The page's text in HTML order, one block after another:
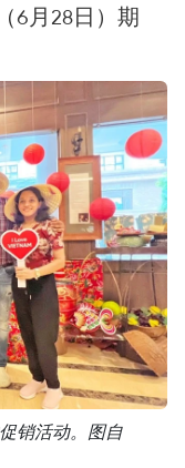
6月28日）期
销活动。图自